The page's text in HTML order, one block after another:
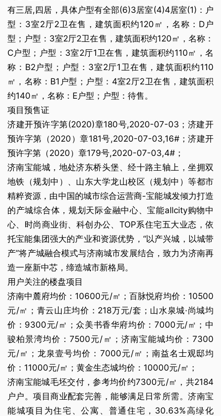
有三居,四居，具体户型有全部(6)3居室(4)4居室(1)：户
型：3室2厅2卫在售，建筑面积约120㎡，名称：D户
型；户型：3室2厅2卫在售，建筑面积约120㎡，名称：
C户型；户型：3室2厅1卫在售，建筑面积约110㎡，名
称：B2户型；户型：3室2厅1卫在售，建筑面积约110
㎡，名称：B1户型；户型：4室2厅2卫在售，建筑面积
约140㎡，名称：E户型；户型：待售。
项目预售证
济建开预许字第(2020)章180号,2020-07-03；济建开
预许字第（2020）章181号,2020-07-03,16#；济建开
预许字第（2020）章179号,2020-07-03,4#；
济南宝能城，地处济东桥头堡、经十路主轴上，坐拥双
地铁（规划中）、山东大学龙山校区（规划中）等都市
精粹资源，由中国的城市综合运营商-宝能城发倾力打造
的产城综合体，规划天际金融中心、宝能allcity购物中
心、时尚商业街、科创办公、TOP系住宅五大业态，依
托宝能集团强大的产业和资源优势，“以产兴城，以城带
产”将产城融合模式与济南城市发展结合，致力为济南再
造一座新中芯，缔造城市新格局。
用户关注的楼盘项目
济南中麓府均价：10600元/㎡；百脉悦府均价：10500
元/㎡；青云山庄均价：218万元/套；山水泉城·尚城均
价：9300元/㎡；众美书香华府均价：7000元/㎡；中
骏柏景湾均价：7500元/㎡；济南宝能城均价：7300
元/㎡；龙泉壹号均价：7000元/㎡；南益名士观邸均
价：11000元/㎡；黄金生态城均价：10000元/㎡；
济南宝能城毛坯交付，参考均价约7300元/㎡，共2184
户户。项目商业配套完善，能够满足日常所需。济南宝
能城项目为住宅、公寓、普通住宅，30.63%高绿化